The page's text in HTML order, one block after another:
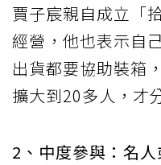
賈子宸親自成立「
經營，他也表示自
出貨都要協助裝箱
擴大到20多人，才
2、中度參與：名